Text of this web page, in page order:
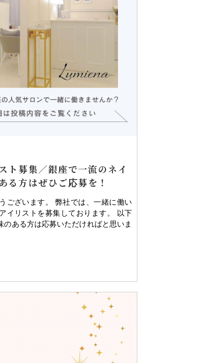
ト募集／銀座で一流のネイ
る方はぜひご応募を！
ございます。 弊社では、一緒に働い
イリストを募集しております。 以下
ある方は応募いただければと思いま